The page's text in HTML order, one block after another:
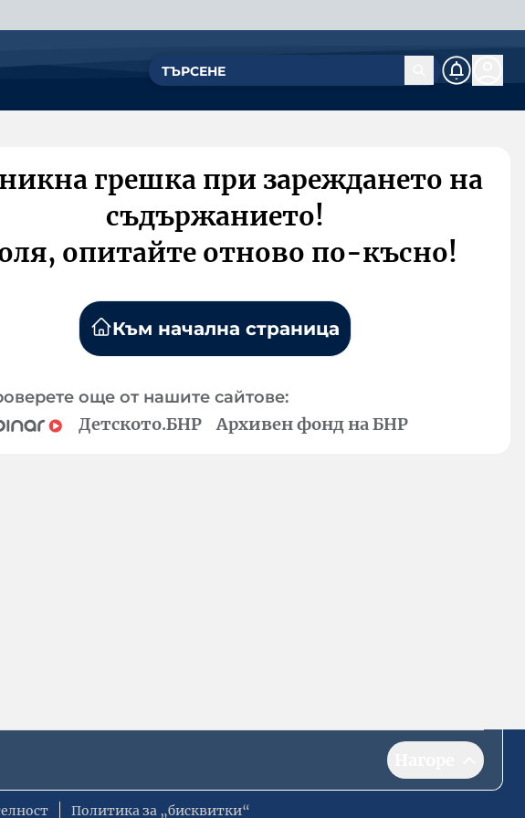
грешка при зареждането на
съдържанието!
опитайте отново по-късно!
Към начална страница
още от нашите сайтове:
Детското.БНР Архивен фонд на БНР
Политика за „бисквитки“